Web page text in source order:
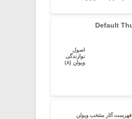
اصول
نوازندگی
ویولن (۸)
فهرست آثار منتخب ویولن